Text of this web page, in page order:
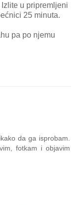
u pripremljeni
25 minuta.
pa po njemu
da ga isprobam.
fotkam i objavim